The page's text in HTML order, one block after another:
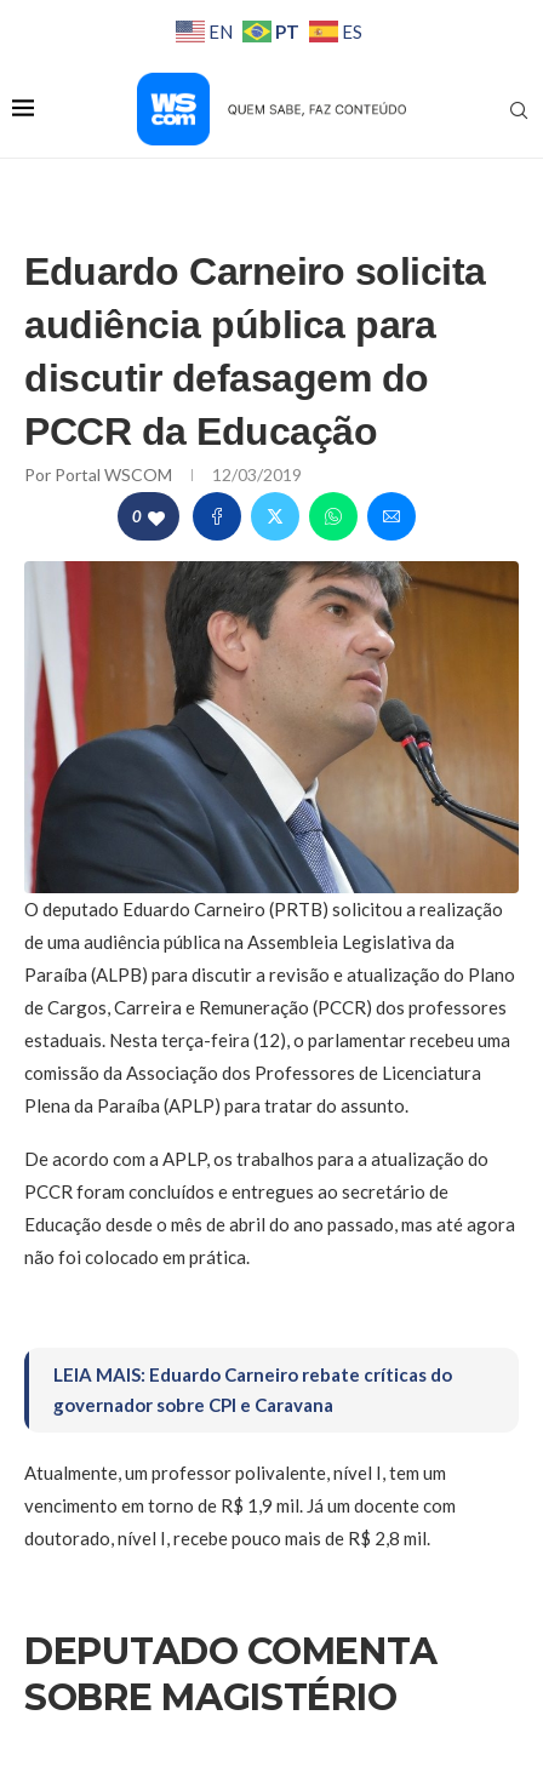
EN PT ES
Eduardo Carneiro solicita
audiência pública para
discutir defasagem do
PCCR da Educação
Por Portal WSCOM 12/03/2019
0
O deputado Eduardo Carneiro (PRTB) solicitou a realização
de uma audiência pública na Assembleia Legislativa da
Paraíba (ALPB) para discutir a revisão e atualização do Plano
de Cargos, Carreira e Remuneração (PCCR) dos professores
estaduais. Nesta terça-feira (12), o parlamentar recebeu uma
comissão da Associação dos Professores de Licenciatura
Plena da Paraíba (APLP) para tratar do assunto.
De acordo com a APLP, os trabalhos para a atualização do
PCCR foram concluídos e entregues ao secretário de
Educação desde o mês de abril do ano passado, mas até agora
não foi colocado em prática.
LEIA MAIS: Eduardo Carneiro rebate críticas do
governador sobre CPI e Caravana
Atualmente, um professor polivalente, nível I, tem um
vencimento em torno de R$ 1,9 mil. Já um docente com
doutorado, nível I, recebe pouco mais de R$ 2,8 mil.
DEPUTADO COMENTA
SOBRE MAGISTÉRIO